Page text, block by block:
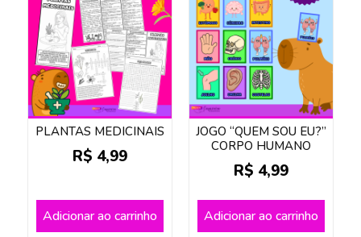
PLANTAS MEDICINAIS
R$ 4,99
Adicionar ao carrinho
JOGO “QUEM SOU EU?”
CORPO HUMANO
R$ 4,99
Adicionar ao carrinho